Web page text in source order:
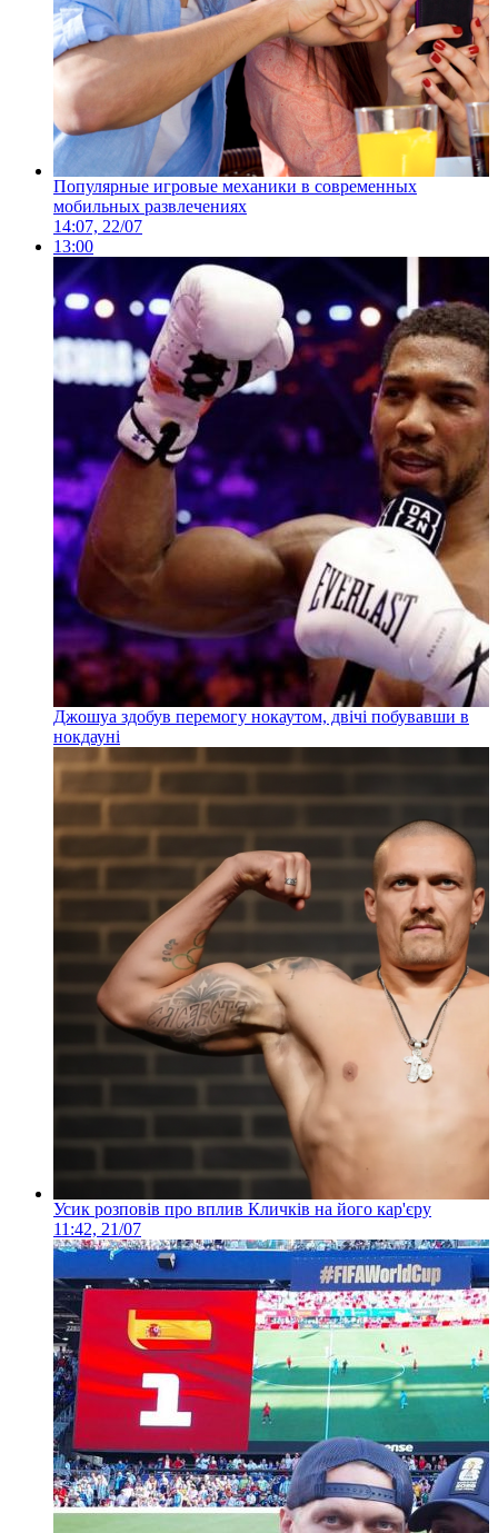
Популярные игровые механики в современных
мобильных развлечениях
14:07, 22/07
13:00
Джошуа здобув перемогу нокаутом, двічі побувавши в
нокдауні
Усик розповів про вплив Кличків на його кар'єру
11:42, 21/07